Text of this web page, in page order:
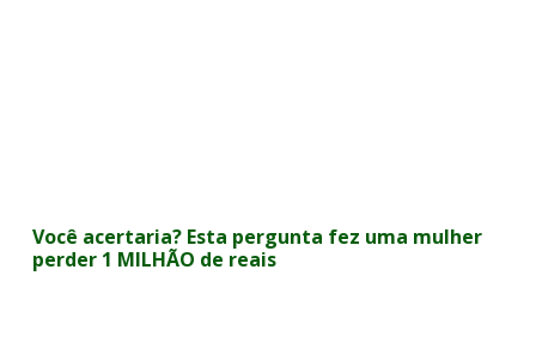
Você acertaria? Esta pergunta fez uma mulher
perder 1 MILHÃO de reais